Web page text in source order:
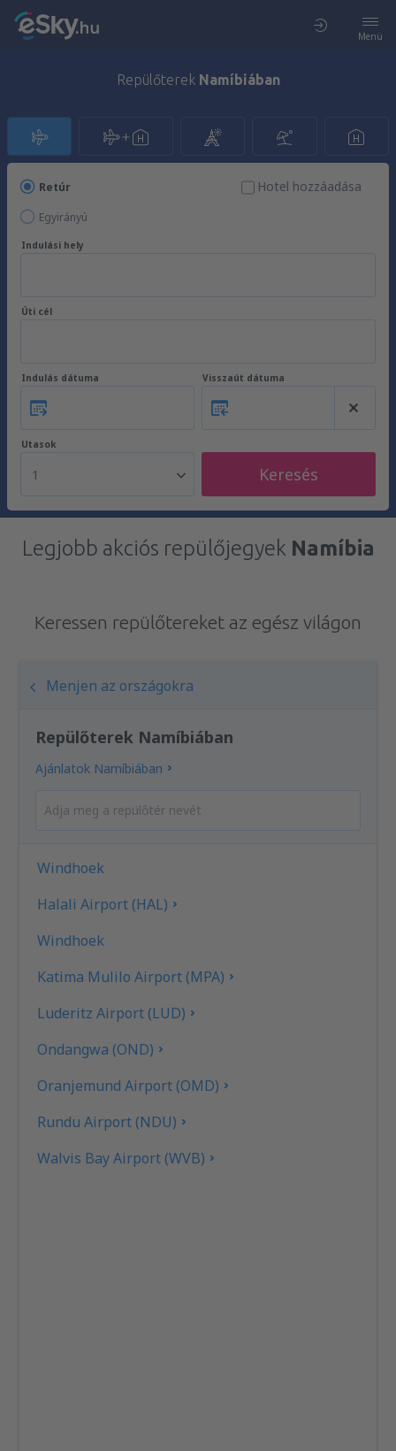
Menü
Repülőterek Namíbiában
Retúr
Egyirányú
Hotel hozzáadása
Indulási hely
Úti cél
Indulás dátuma Visszaút dátuma
Utasok
1 Keresés
Legjobb akciós repülőjegyek Namíbia
Keressen repülőtereket az egész világon
Menjen az országokra
Repülőterek Namíbiában
Ajánlatok Namíbiában
Windhoek
Halali Airport (HAL)
Windhoek
Katima Mulilo Airport (MPA)
Luderitz Airport (LUD)
Ondangwa (OND)
Oranjemund Airport (OMD)
Rundu Airport (NDU)
Walvis Bay Airport (WVB)